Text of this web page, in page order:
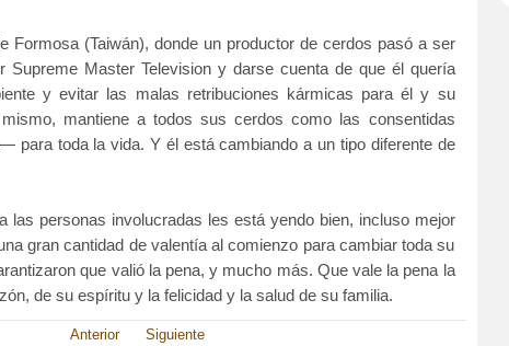
Formosa (Taiwán), donde un productor de cerdos pasó a ser
Supreme Master Television y darse cuenta de que él quería
y evitar las malas retribuciones kármicas para él y su
mantiene a todos sus cerdos como las consentidas
para toda la vida. Y él está cambiando a un tipo diferente de
las personas involucradas les está yendo bien, incluso mejor
gran cantidad de valentía al comienzo para cambiar toda su
que valió la pena, y mucho más. Que vale la pena la
de su espíritu y la felicidad y la salud de su familia.
Anterior Siguiente